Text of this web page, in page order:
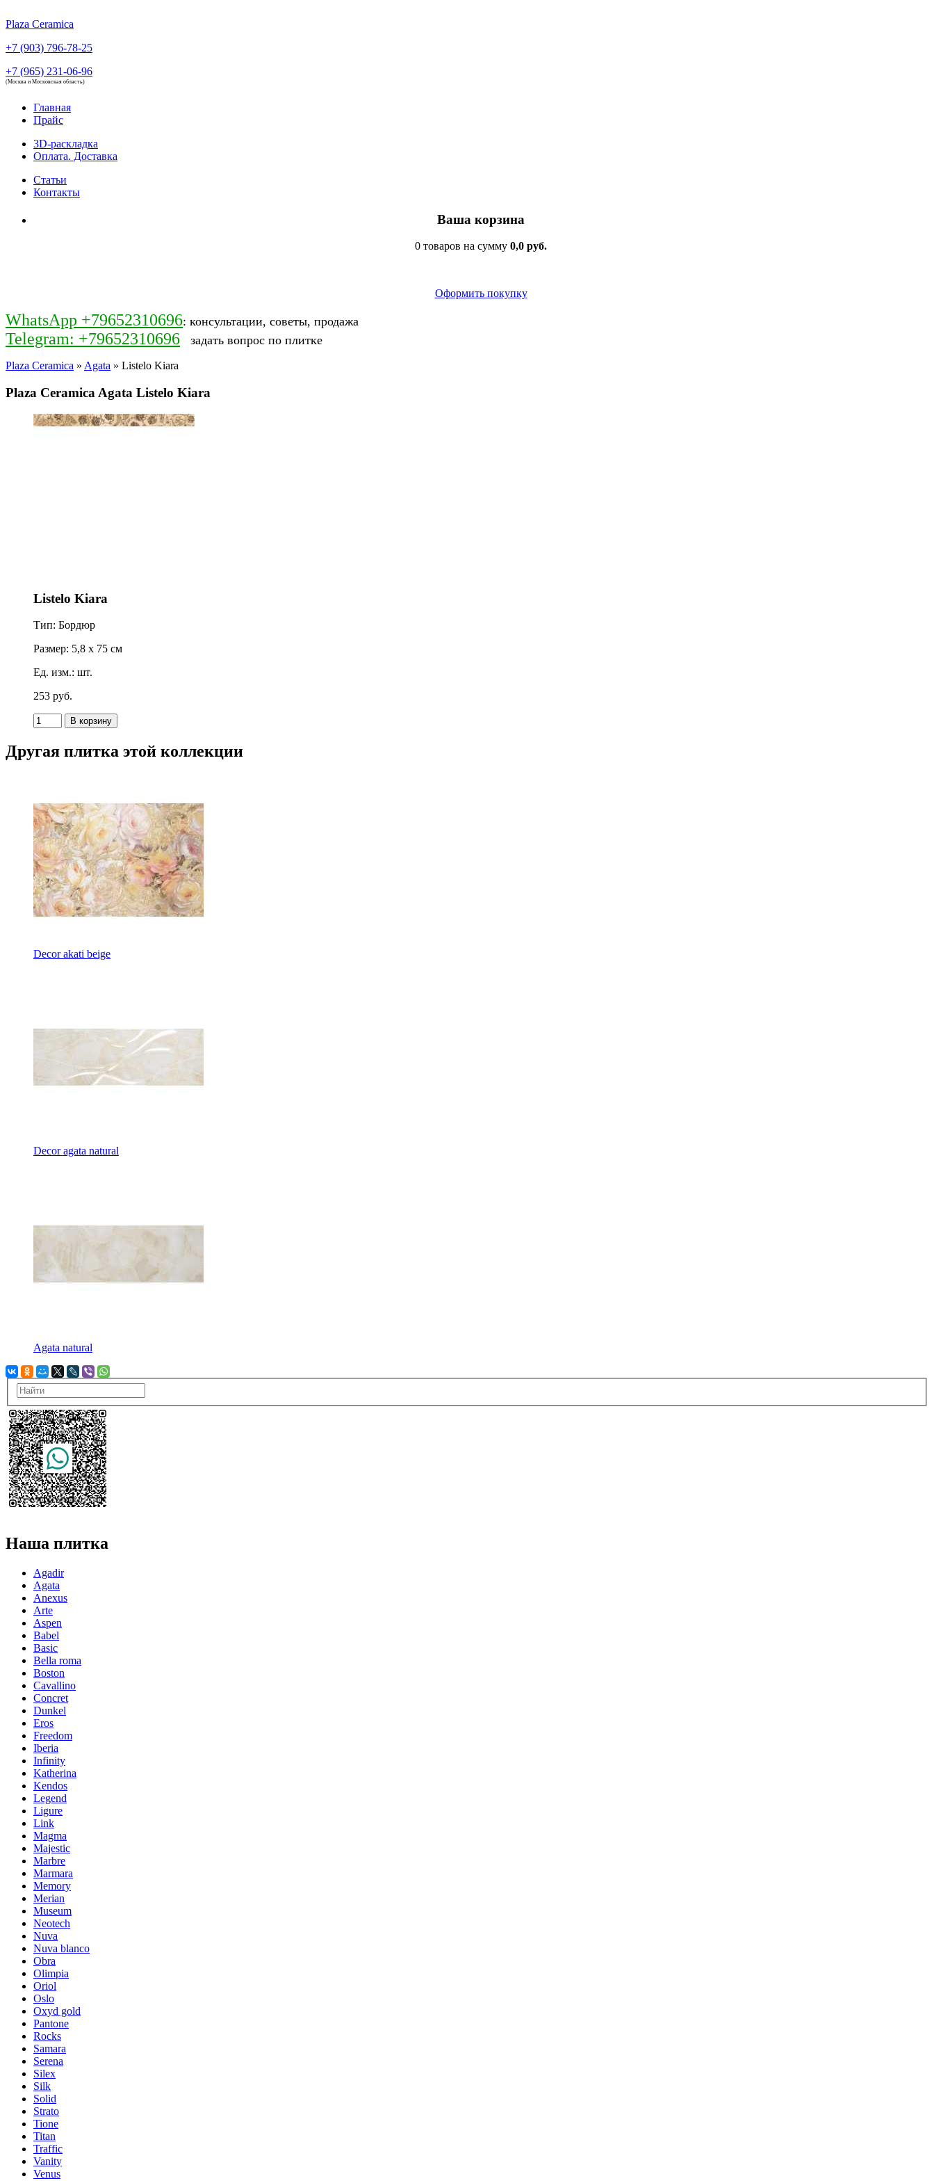
Plaza Ceramica
+7 (903) 796-78-25
+7 (965) 231-06-96
(Москва и Московская область)
Главная
Прайс
3D-раскладка
Оплата. Доставка
Статьи
Контакты
Ваша корзина
0 товаров на сумму 0,0 руб.
Оформить покупку
WhatsApp +79652310696: консультации, советы, продажа
Telegram: +79652310696 задать вопрос по плитке
Plaza Ceramica » Agata » Listelo Kiara
Plaza Ceramica Agata Listelo Kiara
Listelo Kiara
Тип: Бордюр
Размер: 5,8 x 75 см
Ед. изм.: шт.
253 pуб.
Другая плитка этой коллекции
Decor akati beige
Decor agata natural
Agata natural
Наша плитка
Agadir
Agata
Anexus
Arte
Aspen
Babel
Basic
Bella roma
Boston
Cavallino
Concret
Dunkel
Eros
Freedom
Iberia
Infinity
Katherina
Kendos
Legend
Ligure
Link
Magma
Majestic
Marbre
Marmara
Memory
Merian
Museum
Neotech
Nuva
Nuva blanco
Obra
Olimpia
Oriol
Oslo
Oxyd gold
Pantone
Rocks
Samara
Serena
Silex
Silk
Solid
Strato
Tione
Titan
Traffic
Vanity
Venus